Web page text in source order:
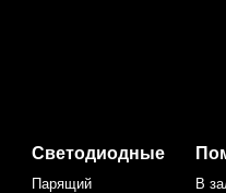
Светодиодные
Парящий В